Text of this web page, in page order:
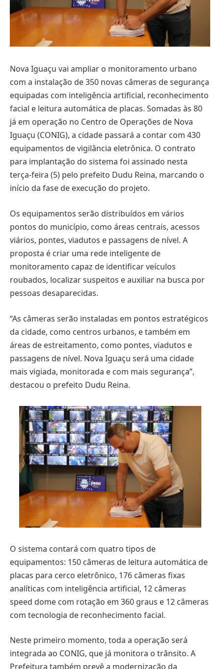
Nova Iguaçu vai ampliar o monitoramento urbano
com a instalação de 350 novas câmeras de segurança
equipadas com inteligência artificial, reconhecimento
facial e leitura automática de placas. Somadas às 80
já em operação no Centro de Operações de Nova
Iguaçu (CONIG), a cidade passará a contar com 430
equipamentos de vigilância eletrônica. O contrato
para implantação do sistema foi assinado nesta
terça-feira (5) pelo prefeito Dudu Reina, marcando o
início da fase de execução do projeto.
Os equipamentos serão distribuídos em vários
pontos do município, como áreas centrais, acessos
viários, pontes, viadutos e passagens de nível. A
proposta é criar uma rede inteligente de
monitoramento capaz de identificar veículos
roubados, localizar suspeitos e auxiliar na busca por
pessoas desaparecidas.
“As câmeras serão instaladas em pontos estratégicos
da cidade, como centros urbanos, e também em
áreas de estreitamento, como pontes, viadutos e
passagens de nível. Nova Iguaçu será uma cidade
mais vigiada, monitorada e com mais segurança”,
destacou o prefeito Dudu Reina.
O sistema contará com quatro tipos de
equipamentos: 150 câmeras de leitura automática de
placas para cerco eletrônico, 176 câmeras fixas
analíticas com inteligência artificial, 12 câmeras
speed dome com rotação em 360 graus e 12 câmeras
com tecnologia de reconhecimento facial.
Neste primeiro momento, toda a operação será
integrada ao CONIG, que já monitora o trânsito. A
Prefeitura também prevê a modernização da